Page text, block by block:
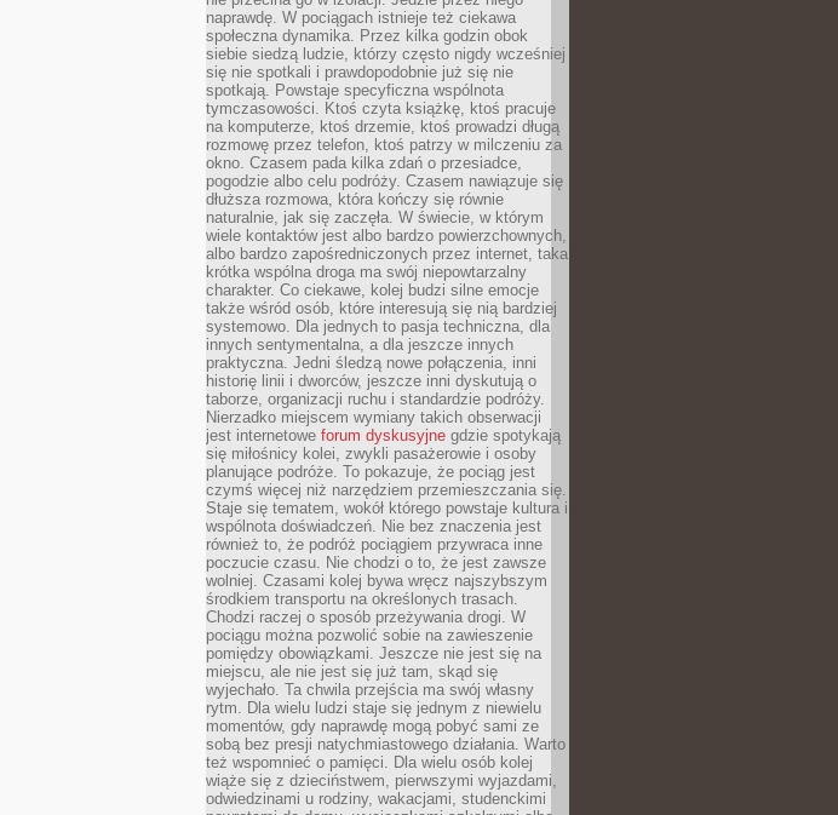
naprawdę. W pociągach istnieje też ciekawa
społeczna dynamika. Przez kilka godzin obok
siebie siedzą ludzie, którzy często nigdy wcześniej
się nie spotkali i prawdopodobnie już się nie
spotkają. Powstaje specyficzna wspólnota
tymczasowości. Ktoś czyta książkę, ktoś pracuje
na komputerze, ktoś drzemie, ktoś prowadzi długą
rozmowę przez telefon, ktoś patrzy w milczeniu za
okno. Czasem pada kilka zdań o przesiadce,
pogodzie albo celu podróży. Czasem nawiązuje się
dłuższa rozmowa, która kończy się równie
naturalnie, jak się zaczęła. W świecie, w którym
wiele kontaktów jest albo bardzo powierzchownych,
albo bardzo zapośredniczonych przez internet, taka
krótka wspólna droga ma swój niepowtarzalny
charakter. Co ciekawe, kolej budzi silne emocje
także wśród osób, które interesują się nią bardziej
systemowo. Dla jednych to pasja techniczna, dla
innych sentymentalna, a dla jeszcze innych
praktyczna. Jedni śledzą nowe połączenia, inni
historię linii i dworców, jeszcze inni dyskutują o
taborze, organizacji ruchu i standardzie podróży.
Nierzadko miejscem wymiany takich obserwacji
jest internetowe forum dyskusyjne gdzie spotykają
się miłośnicy kolei, zwykli pasażerowie i osoby
planujące podróże. To pokazuje, że pociąg jest
czymś więcej niż narzędziem przemieszczania się.
Staje się tematem, wokół którego powstaje kultura i
wspólnota doświadczeń. Nie bez znaczenia jest
również to, że podróż pociągiem przywraca inne
poczucie czasu. Nie chodzi o to, że jest zawsze
wolniej. Czasami kolej bywa wręcz najszybszym
środkiem transportu na określonych trasach.
Chodzi raczej o sposób przeżywania drogi. W
pociągu można pozwolić sobie na zawieszenie
pomiędzy obowiązkami. Jeszcze nie jest się na
miejscu, ale nie jest się już tam, skąd się
wyjechało. Ta chwila przejścia ma swój własny
rytm. Dla wielu ludzi staje się jednym z niewielu
momentów, gdy naprawdę mogą pobyć sami ze
sobą bez presji natychmiastowego działania. Warto
też wspomnieć o pamięci. Dla wielu osób kolej
wiąże się z dzieciństwem, pierwszymi wyjazdami,
odwiedzinami u rodziny, wakacjami, studenckimi